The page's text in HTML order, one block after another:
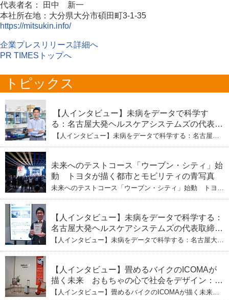
代表者名： 田中 新一
本社所在地：大分県大分市碩田町3-1-35
https://mitsukin.info/
企業プレスリリース詳細へ
PR TIMESトップへ
トピックス
【人インタビュー】未病をデータで科学す
る：名古屋大発ヘルスケアシステムズの代表取
締役社長・瀧本陽介 【下】「人生80年の暇つ
ぶし」を着実に：理系ニートが挑むヘルスケア
【人インタビュー】未病をデータで科学する：名古屋大
発ヘルスケアシステムズの代表取締役社長・瀧本陽介
挑むヘルスケア標準化と海外戦略
未来へのテストコース「ウーブン・シティ」始
動 トヨタが描く都市とモビリティの青写真
未来へのテストコース「ウーブン・シティ」始動 トヨタ
が描く都市とモビリティの青写真
【人インタビュー】未病をデータで科学する：
名古屋大発ヘルスケアシステムズの代表取締役
社長・瀧本陽介 郵送検査で挑む健康の未来
【人インタビュー】未病をデータで科学する：名古屋大発
ヘルスケアシステムズの代表取締役社長・瀧本陽介 郵送
【人インタビュー】畳めるバイクのICOMAが
描く未来 おもちゃの心で社会をデザイン：株
式会社ICOMAの代表取締役・生駒崇光
【人インタビュー】畳めるバイクのICOMAが描く未来